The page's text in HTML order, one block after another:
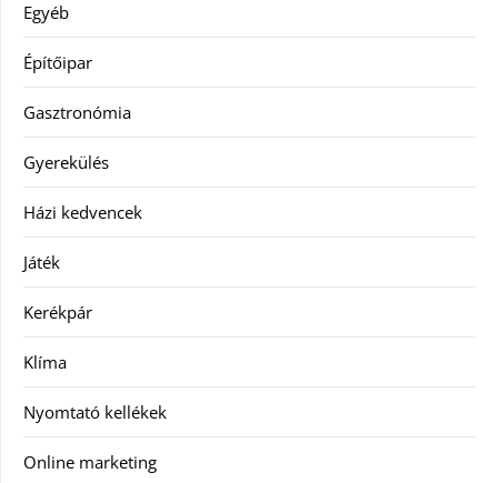
Egyéb
Építőipar
Gasztronómia
Gyerekülés
Házi kedvencek
Játék
Kerékpár
Klíma
Nyomtató kellékek
Online marketing